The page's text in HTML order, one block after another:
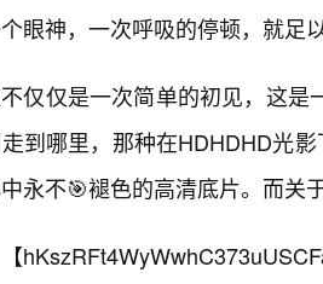
眼神，一次呼吸的停顿，就足
仅仅是一次简单的初见，这是
到哪里，那种在HDHDHD光
永不🎯褪色的高清底片。而关